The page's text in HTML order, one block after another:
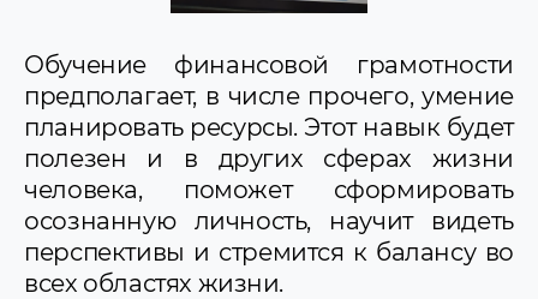
Обучение финансовой грамотности
предполагает, в числе прочего, умение
планировать ресурсы. Этот навык будет
полезен и в других сферах жизни
человека, поможет сформировать
осознанную личность, научит видеть
перспективы и стремится к балансу во
всех областях жизни.